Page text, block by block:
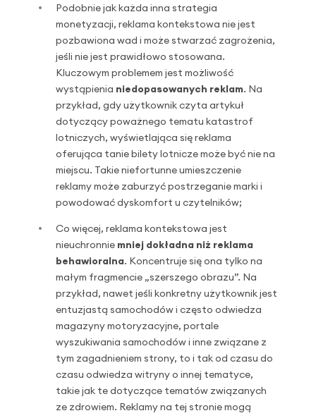
Podobnie jak każda inna strategia
monetyzacji, reklama kontekstowa nie jest
pozbawiona wad i może stwarzać zagrożenia,
jeśli nie jest prawidłowo stosowana.
Kluczowym problemem jest możliwość
wystąpienia niedopasowanych reklam. Na
przykład, gdy użytkownik czyta artykuł
dotyczący poważnego tematu katastrof
lotniczych, wyświetlająca się reklama
oferująca tanie bilety lotnicze może być nie na
miejscu. Takie niefortunne umieszczenie
reklamy może zaburzyć postrzeganie marki i
powodować dyskomfort u czytelników;
Co więcej, reklama kontekstowa jest
nieuchronnie mniej dokładna niż reklama
behawioralna. Koncentruje się ona tylko na
małym fragmencie „szerszego obrazu”. Na
przykład, nawet jeśli konkretny użytkownik jest
entuzjastą samochodów i często odwiedza
magazyny motoryzacyjne, portale
wyszukiwania samochodów i inne związane z
tym zagadnieniem strony, to i tak od czasu do
czasu odwiedza witryny o innej tematyce,
takie jak te dotyczące tematów związanych
ze zdrowiem. Reklamy na tej stronie mogą